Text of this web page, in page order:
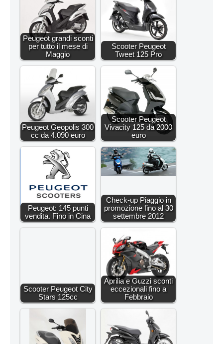
Peugeot grandi sconti
per tutto il mese di
Maggio
Scooter Peugeot
Tweet 125 Pro
Peugeot Geopolis 300
cc da 4.090 euro
Scooter Peugeot
Vivacity 125 da 2000
euro
Peugeot: 145 punti
vendita. Fino in Cina
Check-up Piaggio in
promozione fino al 30
settembre 2012
Scooter Peugeot City
Stars 125cc
Aprilia e Guzzi sconti
eccezionali fino a
Febbraio